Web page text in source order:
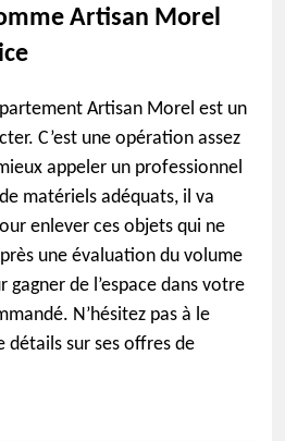
Artisan Morel
Artisan Morel est un
C’est une opération assez
appeler un professionnel
matériels adéquats, il va
enlever ces objets qui ne
une évaluation du volume
de l’espace dans votre
N’hésitez pas à le
sur ses offres de